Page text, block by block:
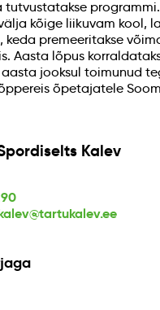
tutvustatakse
kõige liikuvam kool,
keda premeeritakse
Aasta lõpus
aasta jooksul toimunud
õpetajatele
Kalev